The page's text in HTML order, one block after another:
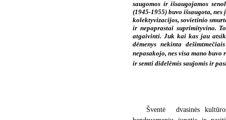
saugomos ir išsaugojamos
(1945-1955) buvo išsaugota,
kolektyvizacijos, sovietinio
ir nepaprastai suprimityvino.
atgaivinti. Juk kai kas jau
dėmenys nekinta
nepasakojo, nes visa mano
ir semti didelėmis saujomis ir
Šventė  dvasinės